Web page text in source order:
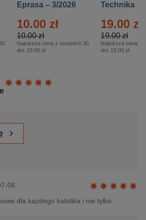
Eprasa – 3/2026
10.00 zł
10.00 zł
Najniższa cena z ostatnich 30
dni: 10.00 zł
Technika
– 2/2026
19.00 zł
19.00 zł
Najniższa cena z
dni: 19.00 zł
Ocena:
06
dla każdego katolika i nie tylko